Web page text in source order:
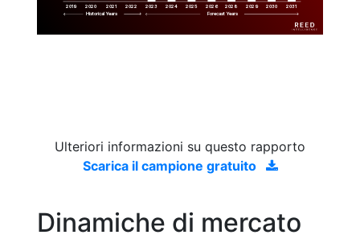
2019 2020 2021 2022 2023 2024 2025 2026 2028 2029 2030 2031
Historical Years Forecast Years
Ulteriori informazioni su questo rapporto
Scarica il campione gratuito
Dinamiche di mercato